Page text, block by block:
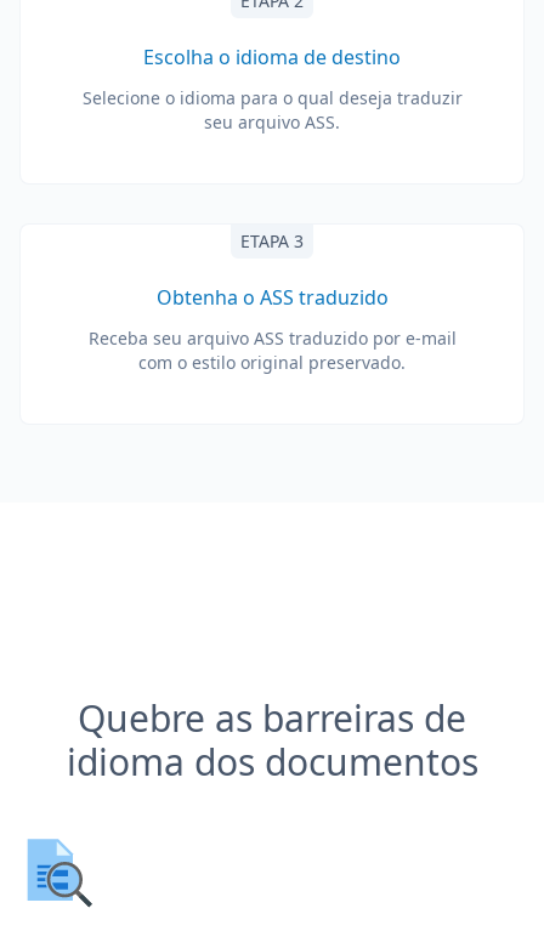
Escolha o idioma de destino
Selecione o idioma para o qual deseja traduzir
seu arquivo ASS.
ETAPA 3
Obtenha o ASS traduzido
Receba seu arquivo ASS traduzido por e-mail
com o estilo original preservado.
Quebre as barreiras de
idioma dos documentos